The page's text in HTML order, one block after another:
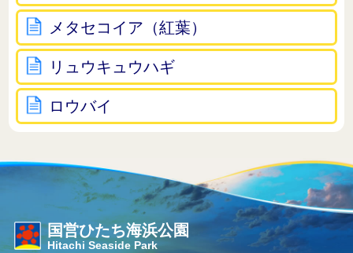
メタセコイア（紅葉）
リュウキュウハギ
ロウバイ
国営ひたち海浜公園
Hitachi Seaside Park